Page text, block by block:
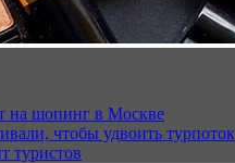
на шопинг в Москве
чтобы удвоить турпоток
туристов